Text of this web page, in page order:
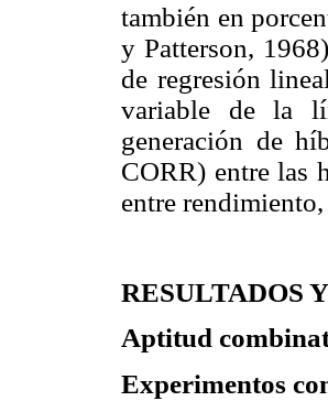
también en
y Patterson,
de regresión
variable de la
generación de
CORR) entre las
entre
RESULTADOS
Aptitud
Experimentos